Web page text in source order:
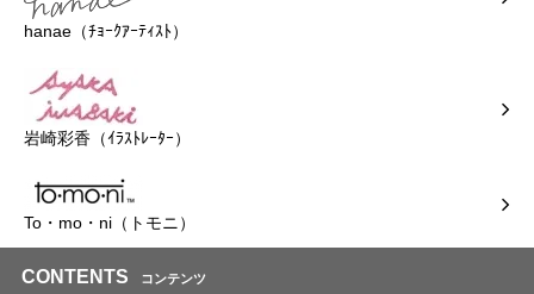
hanae（ﾁｮｰｸｱｰﾃｨｽﾄ）
岩崎彩香（ｲﾗｽﾄﾚｰﾀｰ）
To・mo・ni（トモニ）
CONTENTS コンテンツ